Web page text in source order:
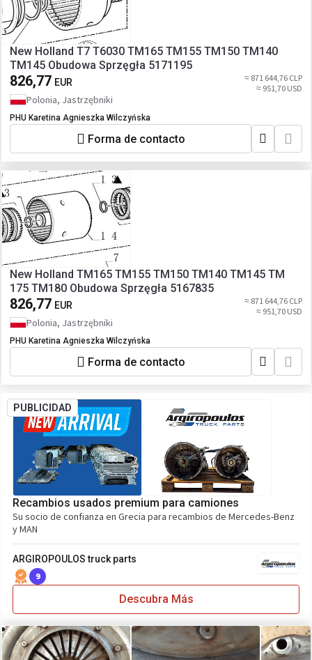
New Holland T7 T6030 TM165 TM155 TM150 TM140
TM145 Obudowa Sprzęgła 5171195
826,77 EUR
≈ 871 644,76 CLP
≈ 951,70 USD
Polonia, Jastrzębniki
PHU Karetina Agnieszka Wilczyńska
Forma de contacto
New Holland TM165 TM155 TM150 TM140 TM145 TM
175 TM180 Obudowa Sprzęgła 5167835
826,77 EUR
≈ 871 644,76 CLP
≈ 951,70 USD
Polonia, Jastrzębniki
PHU Karetina Agnieszka Wilczyńska
Forma de contacto
PUBLICIDAD
Recambios usados premium para camiones
Su socio de confianza en Grecia para recambios de Mercedes-Benz
y MAN
ARGIROPOULOS truck parts
9
Descubra Más